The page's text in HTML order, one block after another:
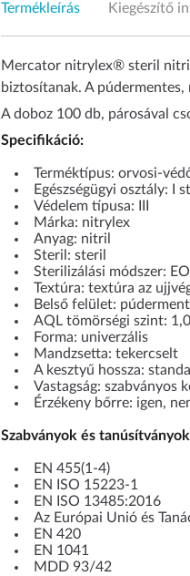
Termékleírás Kiegészítő
Mercator nitrylex® steril
biztosítanak. A
A doboz 100 db, párosával
Specifikáció:
Terméktípus: orvosi-
Egészségügyi osztály: I
Védelem típusa: III
Márka: nitrylex
Anyag: nitril
Steril: steril
Sterilizálási módszer: EO
Textúra: textúra az
Belső felület:
AQL tömörségi szint: 1,0
Forma: univerzális
Mandzsetta: tekercselt
A kesztyű hossza:
Vastagság: szabványos
Érzékeny bőrre: igen,
Szabványok és
EN 455(1-4)
EN ISO 15223-1
EN ISO 13485:2016
Az Európai Unió és
EN 420
EN 1041
MDD 93/42